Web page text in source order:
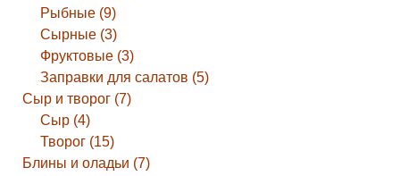
Рыбные (9)
Сырные (3)
Фруктовые (3)
Заправки для салатов (5)
Сыр и творог (7)
Сыр (4)
Творог (15)
Блины и оладьи (7)